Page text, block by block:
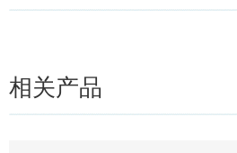
相关产品